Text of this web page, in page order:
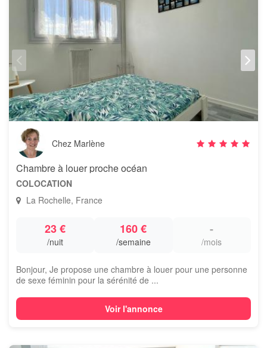
Chez Marlène
Chambre à louer proche océan
COLOCATION
La Rochelle, France
23 €
/nuit
160 €
/semaine
-
/mois
Bonjour, Je propose une chambre à louer pour une personne
de sexe féminin pour la sérénité de ...
Voir l'annonce